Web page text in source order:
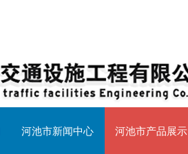
河池市新闻中心 河池市产品展示